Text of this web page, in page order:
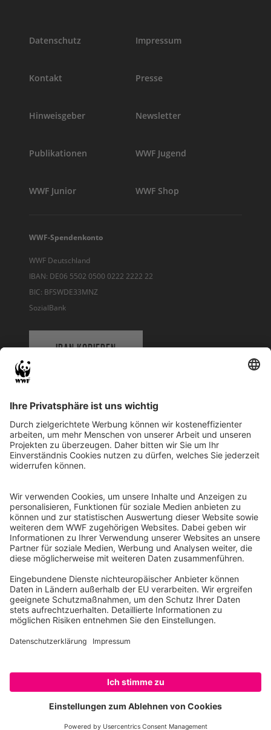
SPENDEN
Datenschutz Impressum
Kontakt Presse
Hinweisgeber Newsletter
Publikationen WWF Jugend
WWF Junior WWF Shop
WWF-Spendenkonto
WWF Deutschland
IBAN: DE06 5502 0500 0222 2222 22
BIC: BFSWDE33MNZ
SozialBank
IBAN KOPIEREN
WWF Deutschland
Reinhardtstr. 18
10117 Berlin
Ihre Spende kann steuerlich geltend gemacht werden
Registriert als Stiftung WWF Deutschland, Senatsverwaltung für
Justiz Berlin, Az: 3416/976/2
Umsatzsteuer-Identifikationsnummer: DE 114236103
Freistellungsbescheid: Als gemeinnützige Körperschaft befreit
von der Körperschaftssteuer gem. §5 I 9 KStg. unter der
Steuernummer 27/641/09321